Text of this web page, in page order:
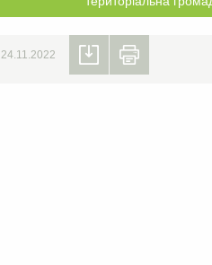
24.11.2022